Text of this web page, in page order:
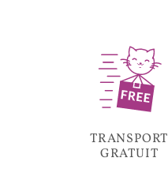
TRANSPORT
GRATUIT